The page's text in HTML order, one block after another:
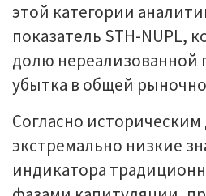
этой категории
показатель STH-NUPL,
долю нереализованной
убытка в общей
Согласно
экстремально низкие
индикатора